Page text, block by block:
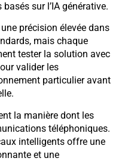
sur l’IA générative.
précision élevée dans
mais chaque
tester la solution avec
valider les
particulier avant
la manière dont les
téléphoniques.
intelligents offre une
et une